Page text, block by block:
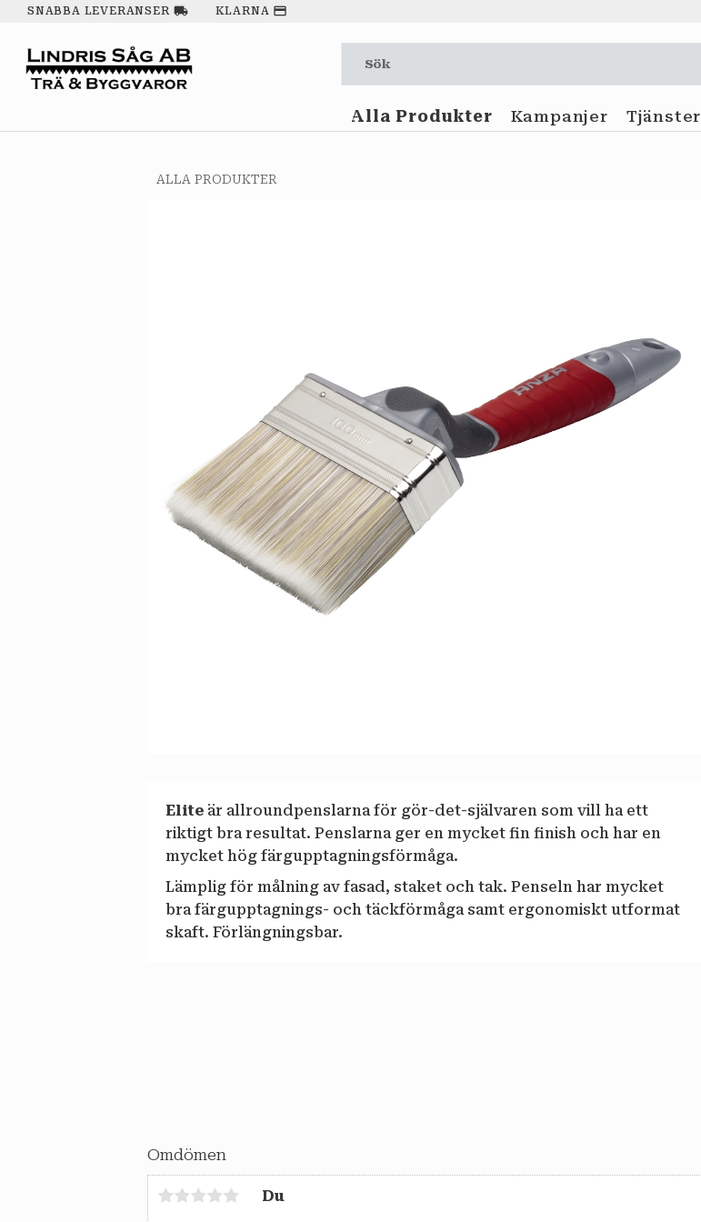
SNABBA LEVERANSER local_shipping KLARNA payment
Alla Produkter Kampanjer Tjänster
ALLA PRODUKTER
Elite är allroundpenslarna för gör-det-självaren som vill ha ett
riktigt bra resultat. Penslarna ger en mycket fin finish och har en
mycket hög färgupptagningsförmåga.
Lämplig för målning av fasad, staket och tak. Penseln har mycket
bra färgupptagnings- och täckförmåga samt ergonomiskt utformat
skaft. Förlängningsbar.
Omdömen
Du